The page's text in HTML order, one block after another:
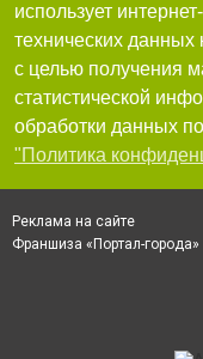
использует
технических данных
с целью получения
статистической
обработки данных
"Политика
Реклама на сайте
Франшиза «Портал-города»